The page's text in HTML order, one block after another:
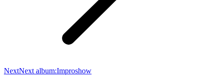
NextNext album:Improshow